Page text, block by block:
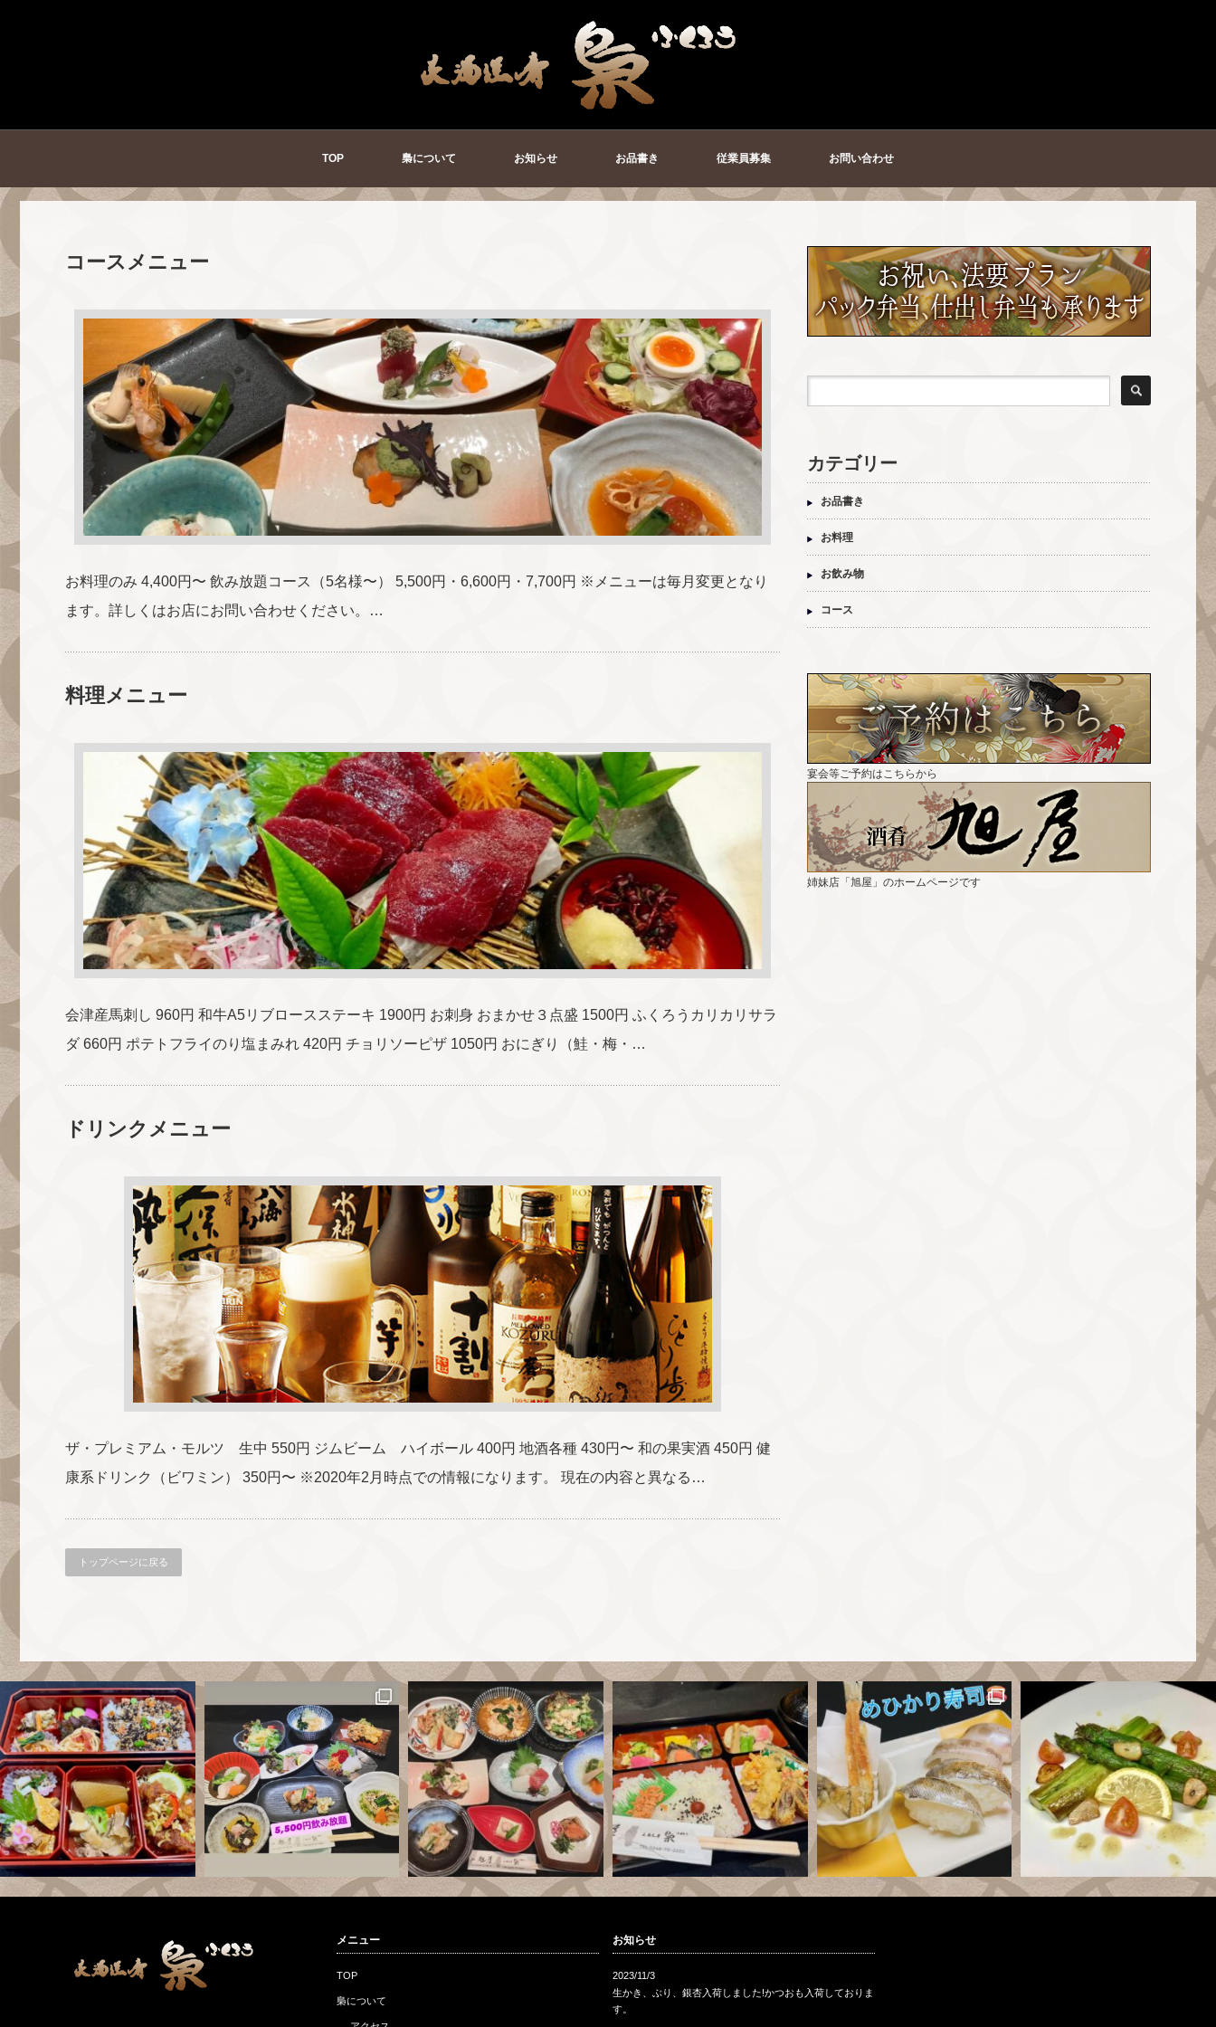
TOP 梟について お知らせ お品書き 従業員募集 お問い合わせ
コースメニュー
お料理のみ 4,400円〜 飲み放題コース（5名様〜） 5,500円・6,600円・7,700円 ※メニューは毎月変更となり
ます。詳しくはお店にお問い合わせください。…
料理メニュー
会津産馬刺し 960円 和牛A5リブロースステーキ 1900円 お刺身 おまかせ３点盛 1500円 ふくろうカリカリサラ
ダ 660円 ポテトフライのり塩まみれ 420円 チョリソーピザ 1050円 おにぎり（鮭・梅・…
ドリンクメニュー
ザ・プレミアム・モルツ 生中 550円 ジムビーム ハイボール 400円 地酒各種 430円〜 和の果実酒 450円 健
康系ドリンク（ビワミン） 350円〜 ※2020年2月時点での情報になります。 現在の内容と異なる…
トップページに戻る
カテゴリー
お品書き
お料理
お飲み物
コース
宴会等ご予約はこちらから
姉妹店「旭屋」のホームページです
メニュー
TOP
梟について
お知らせ
2023/11/3
生かき、ぶり、銀杏入荷しました!かつおも入荷しておりま
す。